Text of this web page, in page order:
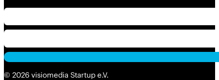
© 2026 visiomedia Startup e.V.